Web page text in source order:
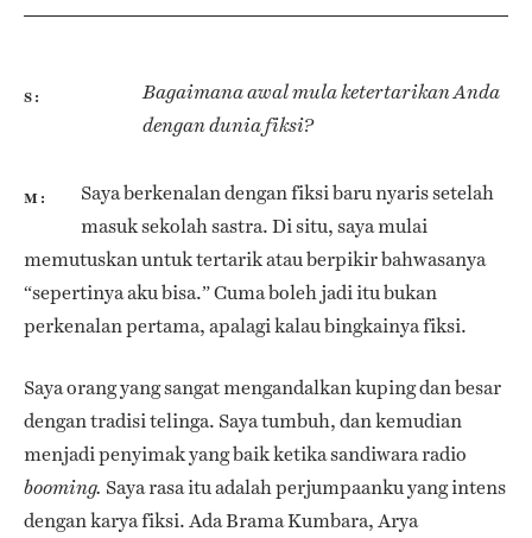
S
Bagaimana awal mula ketertarikan Anda
dengan dunia fiksi?
M
Saya berkenalan dengan fiksi baru nyaris setelah
masuk sekolah sastra. Di situ, saya mulai
memutuskan untuk tertarik atau berpikir bahwasanya
“sepertinya aku bisa.” Cuma boleh jadi itu bukan
perkenalan pertama, apalagi kalau bingkainya fiksi.
Saya orang yang sangat mengandalkan kuping dan besar
dengan tradisi telinga. Saya tumbuh, dan kemudian
menjadi penyimak yang baik ketika sandiwara radio
booming. Saya rasa itu adalah perjumpaanku yang intens
dengan karya fiksi. Ada Brama Kumbara, Arya